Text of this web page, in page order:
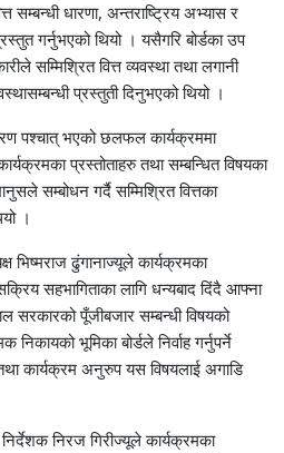
सम्बन्धी धारणा, अन्तराष्ट्रिय अभ्यास र
गर्नुभएको थियो । यसैगरि बोर्डका उप
सम्मिश्रित वित्त व्यवस्था तथा लगानी
प्रस्तुती दिनुभएको थियो ।
पश्चात् भएको छलफल कार्यक्रममा
प्रस्तोताहरु तथा सम्बन्धित विषयका
सम्बोधन गर्दै सम्मिश्रित वित्तका
।
भिष्मराज ढुंगानाज्यूले कार्यक्रमका
सहभागिताका लागि धन्यबाद दिंदै आफ्ना
सरकारको पूँजीबजार सम्बन्धी विषयको
भूमिका बोर्डले निर्वाह गर्नुपर्ने
कार्यक्रम अनुरुप यस विषयलाई अगाडि
निर्देशक निरज गिरीज्यूले कार्यक्रमका